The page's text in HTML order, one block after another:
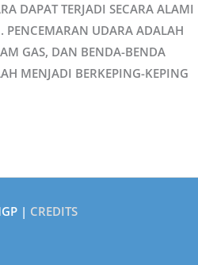
DAPAT TERJADI SECARA ALAMI
PENCEMARAN UDARA ADALAH
GAS, DAN BENDA-BENDA
MENJADI BERKEPING-KEPING
| CREDITS